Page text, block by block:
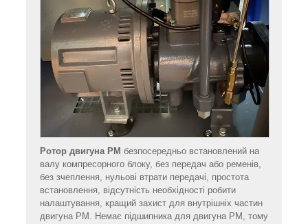
Ротор двигуна PM безпосередньо встановлений на
валу компресорного блоку, без передач або ременів,
без зчеплення, нульові втрати передачі, простота
встановлення, відсутність необхідності робити
налаштування, кращий захист для внутрішніх частин
двигуна PM. Немає підшипника для двигуна PM, тому